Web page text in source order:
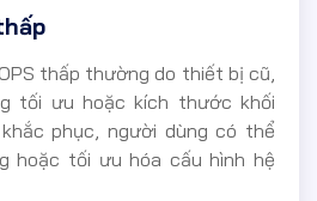
thấp thường do thiết bị cũ,
tối ưu hoặc kích thước khối
phục, người dùng có thể
hoặc tối ưu hóa cấu hình hệ